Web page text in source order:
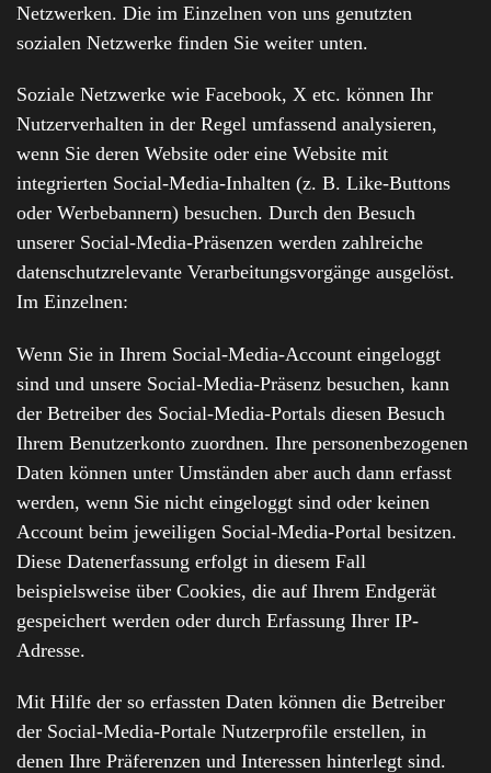
Netzwerken. Die im Einzelnen von uns genutzten
sozialen Netzwerke finden Sie weiter unten.
Soziale Netzwerke wie Facebook, X etc. können Ihr
Nutzerverhalten in der Regel umfassend analysieren,
wenn Sie deren Website oder eine Website mit
integrierten Social-Media-Inhalten (z. B. Like-Buttons
oder Werbebannern) besuchen. Durch den Besuch
unserer Social-Media-Präsenzen werden zahlreiche
datenschutzrelevante Verarbeitungsvorgänge ausgelöst.
Im Einzelnen:
Wenn Sie in Ihrem Social-Media-Account eingeloggt
sind und unsere Social-Media-Präsenz besuchen, kann
der Betreiber des Social-Media-Portals diesen Besuch
Ihrem Benutzerkonto zuordnen. Ihre personenbezogenen
Daten können unter Umständen aber auch dann erfasst
werden, wenn Sie nicht eingeloggt sind oder keinen
Account beim jeweiligen Social-Media-Portal besitzen.
Diese Datenerfassung erfolgt in diesem Fall
beispielsweise über Cookies, die auf Ihrem Endgerät
gespeichert werden oder durch Erfassung Ihrer IP-
Adresse.
Mit Hilfe der so erfassten Daten können die Betreiber
der Social-Media-Portale Nutzerprofile erstellen, in
denen Ihre Präferenzen und Interessen hinterlegt sind.